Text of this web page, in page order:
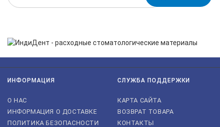
ИНФОРМАЦИЯ
О НАС
ИНФОРМАЦИЯ О ДОСТАВКЕ
ПОЛИТИКА БЕЗОПАСНОСТИ
СЛУЖБА ПОДДЕРЖКИ
КАРТА САЙТА
ВОЗВРАТ ТОВАРА
КОНТАКТЫ